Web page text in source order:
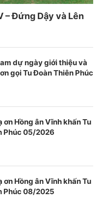
– Đứng Dậy và Lên
dự ngày giới thiệu và
gọi Tu Đoàn Thiên Phúc
ơn Hồng ân Vĩnh khấn Tu
Phúc 05/2026
ơn Hồng ân Vĩnh khấn Tu
Phúc 08/2025